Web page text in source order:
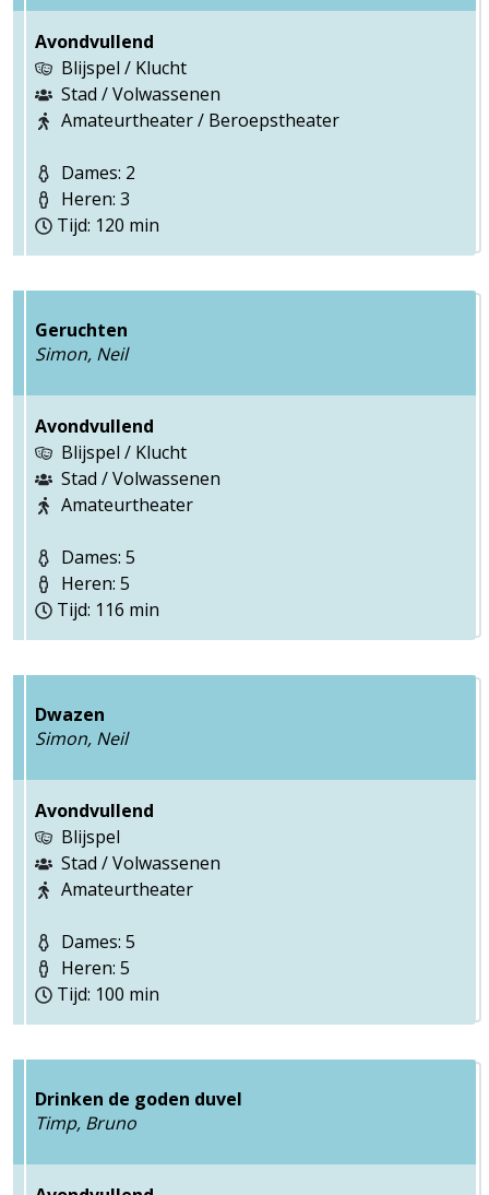
Avondvullend
Blijspel / Klucht
Stad / Volwassenen
Amateurtheater / Beroepstheater
Dames: 2
Heren: 3
Tijd: 120 min
Geruchten
Simon, Neil
Avondvullend
Blijspel / Klucht
Stad / Volwassenen
Amateurtheater
Dames: 5
Heren: 5
Tijd: 116 min
Dwazen
Simon, Neil
Avondvullend
Blijspel
Stad / Volwassenen
Amateurtheater
Dames: 5
Heren: 5
Tijd: 100 min
Drinken de goden duvel
Timp, Bruno